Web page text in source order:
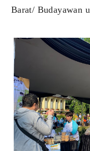
Barat/ Budayawan